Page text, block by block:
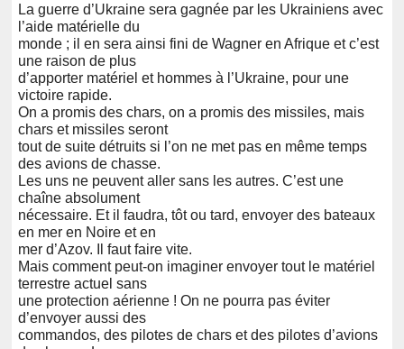
La guerre d’Ukraine sera gagnée par les Ukrainiens avec
l’aide matérielle du
monde ; il en sera ainsi fini de Wagner en Afrique et c’est
une raison de plus
d’apporter matériel et hommes à l’Ukraine, pour une
victoire rapide.
On a promis des chars, on a promis des missiles, mais
chars et missiles seront
tout de suite détruits si l’on ne met pas en même temps
des avions de chasse.
Les uns ne peuvent aller sans les autres. C’est une
chaîne absolument
nécessaire. Et il faudra, tôt ou tard, envoyer des bateaux
en mer en Noire et en
mer d’Azov. Il faut faire vite.
Mais comment peut-on imaginer envoyer tout le matériel
terrestre actuel sans
une protection aérienne ! On ne pourra pas éviter
d’envoyer aussi des
commandos, des pilotes de chars et des pilotes d’avions